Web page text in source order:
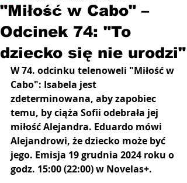
"Miłość w Cabo" –
Odcinek 74: "To
dziecko się nie urodzi"
W 74. odcinku telenoweli "Miłość w
Cabo": Isabela jest
zdeterminowana, aby zapobiec
temu, by ciąża Sofii odebrała jej
miłość Alejandra. Eduardo mówi
Alejandrowi, że dziecko może być
jego. Emisja 19 grudnia 2024 roku o
godz. 15:00 (22:00) w Novelas+.